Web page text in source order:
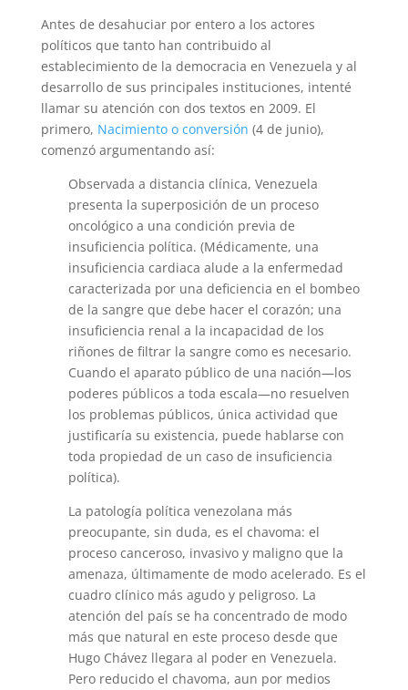
Antes de desahuciar por entero a los actores
políticos que tanto han contribuido al
establecimiento de la democracia en Venezuela y al
desarrollo de sus principales instituciones, intenté
llamar su atención con dos textos en 2009. El
primero, Nacimiento o conversión (4 de junio),
comenzó argumentando así:
Observada a distancia clínica, Venezuela
presenta la superposición de un proceso
oncológico a una condición previa de
insuficiencia política. (Médicamente, una
insuficiencia cardiaca alude a la enfermedad
caracterizada por una deficiencia en el bombeo
de la sangre que debe hacer el corazón; una
insuficiencia renal a la incapacidad de los
riñones de filtrar la sangre como es necesario.
Cuando el aparato público de una nación—los
poderes públicos a toda escala—no resuelven
los problemas públicos, única actividad que
justificaría su existencia, puede hablarse con
toda propiedad de un caso de insuficiencia
política).
La patología política venezolana más
preocupante, sin duda, es el chavoma: el
proceso canceroso, invasivo y maligno que la
amenaza, últimamente de modo acelerado. Es el
cuadro clínico más agudo y peligroso. La
atención del país se ha concentrado de modo
más que natural en este proceso desde que
Hugo Chávez llegara al poder en Venezuela.
Pero reducido el chavoma, aun por medios